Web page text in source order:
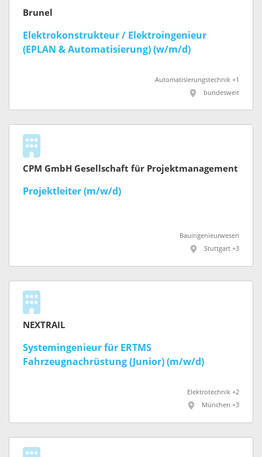
Brunel
Elektrokonstrukteur / Elektroingenieur
(EPLAN & Automatisierung) (w/m/d)
Automatisierungstechnik +1
bundesweit
CPM GmbH Gesellschaft für Projektmanagement
Projektleiter (m/w/d)
Bauingenieurwesen
Stuttgart +3
NEXTRAIL
Systemingenieur für ERTMS
Fahrzeugnachrüstung (Junior) (m/w/d)
Elektrotechnik +2
München +3